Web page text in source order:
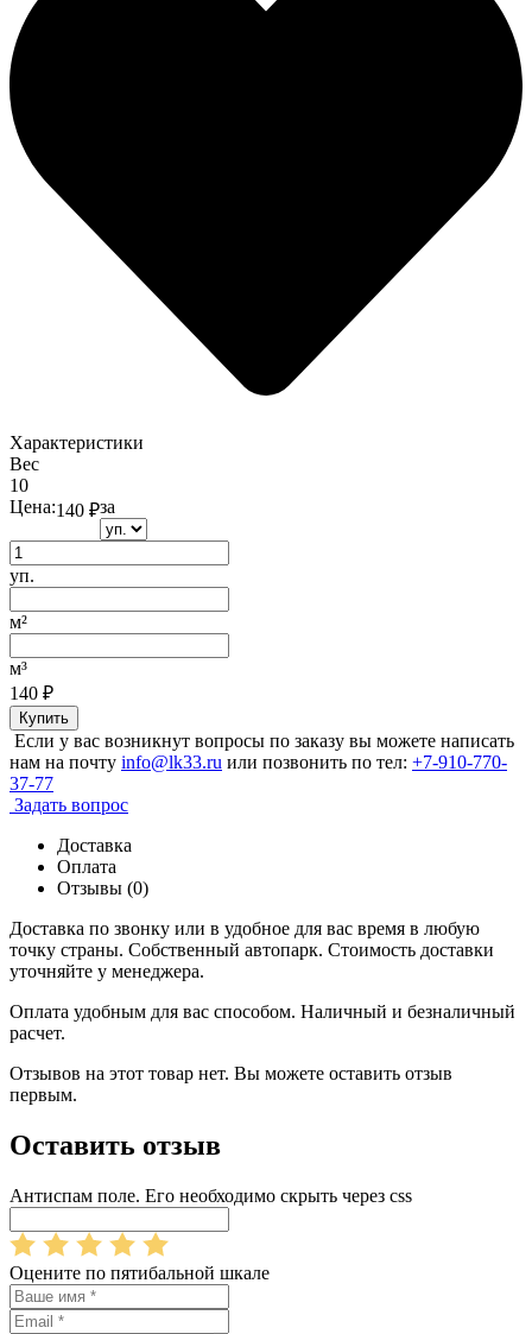
Характеристики
Вес
10
Цена:140 ₽за
уп.
м²
м³
140 ₽
Купить
Если у вас возникнут вопросы по заказу вы можете написать
нам на почту info@lk33.ru или позвонить по тел: +7-910-770-
37-77
Задать вопрос
Доставка
Оплата
Отзывы (0)
Доставка по звонку или в удобное для вас время в любую
точку страны. Собственный автопарк. Стоимость доставки
уточняйте у менеджера.
Оплата удобным для вас способом. Наличный и безналичный
расчет.
Отзывов на этот товар нет. Вы можете оставить отзыв
первым.
Оставить отзыв
Антиспам поле. Его необходимо скрыть через css
Оцените по пятибальной шкале